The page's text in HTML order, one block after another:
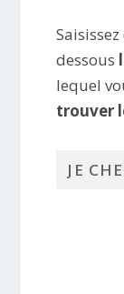
dessous
lequel
trouver